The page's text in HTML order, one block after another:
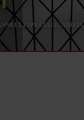
SPECIALI /AIRFIX